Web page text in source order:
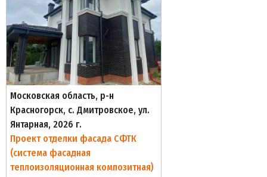
Московская область, р-н
Красногорск, с. Дмитровское, ул.
Янтарная, 2026 г.
Проект отделки фасада СФТК
(система фасадная
теплоизоляционная композитная)